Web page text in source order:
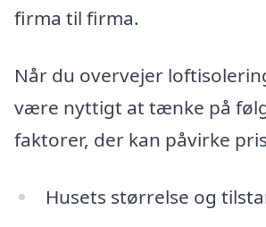
firma til firma.
Når du overvejer
være nyttigt at tænke på
faktorer, der kan påvirke
Husets størrelse og